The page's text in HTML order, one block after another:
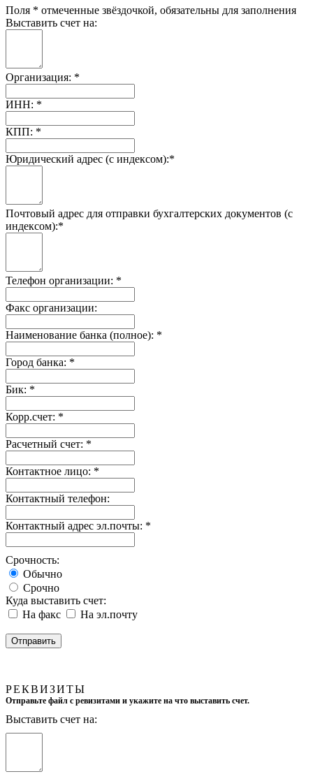
Поля * отмеченные звёздочкой, обязательны для заполнения
Выставить счет на:
Организация: *
ИНН: *
КПП: *
Юридический адрес (с индексом):*
Почтовый адрес для отправки бухгалтерских документов (с
индексом):*
Телефон организации: *
Факс организации:
Наименование банка (полное): *
Город банка: *
Бик: *
Корр.счет: *
Расчетный счет: *
Контактное лицо: *
Контактный телефон:
Контактный адрес эл.почты: *
Срочность:
Обычно
Срочно
Куда выставить счет:
На факс
На эл.почту
РЕКВИЗИТЫ
Отправьте файл с ревизитами и укажите на что выставить счет.
Выставить счет на: